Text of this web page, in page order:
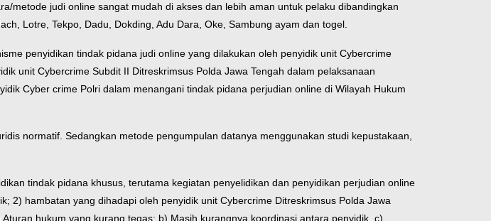
metode judi online sangat mudah di akses dan lebih aman untuk pelaku dibandingkan
Lotre, Tekpo, Dadu, Dokding, Adu Dara, Oke, Sambung ayam dan togel.
penyidikan tindak pidana judi online yang dilakukan oleh penyidik unit Cybercrime
unit Cybercrime Subdit II Ditreskrimsus Polda Jawa Tengah dalam pelaksanaan
Cyber crime Polri dalam menangani tindak pidana perjudian online di Wilayah Hukum
normatif. Sedangkan metode pengumpulan datanya menggunakan studi kepustakaan,
tindak pidana khusus, terutama kegiatan penyelidikan dan penyidikan perjudian online
2) hambatan yang dihadapi oleh penyidik unit Cybercrime Ditreskrimsus Polda Jawa
hukum yang kurang tegas; b) Masih kurangnya koordinasi antara penyidik. c)